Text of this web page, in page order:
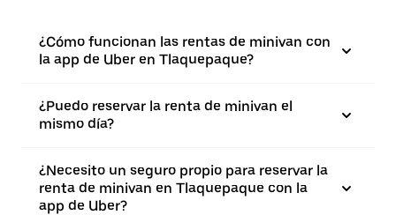
¿Cómo funcionan las rentas de minivan con
la app de Uber en Tlaquepaque?
¿Puedo reservar la renta de minivan el
mismo día?
¿Necesito un seguro propio para reservar la
renta de minivan en Tlaquepaque con la
app de Uber?